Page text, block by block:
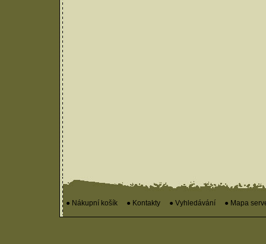
● Nákupní košík ● Kontakty ● Vyhledávání ● Mapa